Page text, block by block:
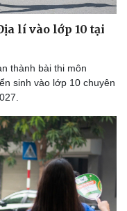
Xe máy
lí vào lớp 10 tại
thành bài thi môn
sinh vào lớp 10 chuyên